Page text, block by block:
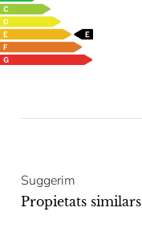
Suggerim
Propietats similars